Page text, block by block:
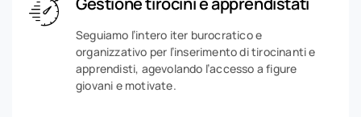
Seguiamo l’intero iter burocratico e
organizzativo per l’inserimento di tirocinanti e
apprendisti, agevolando l’accesso a figure
giovani e motivate.